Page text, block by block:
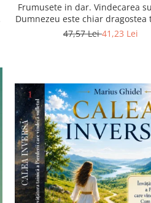
Frumusete in dar. Vindecarea
Dumnezeu este chiar dragostea
a 2-a
47,57 Lei41,23 Lei